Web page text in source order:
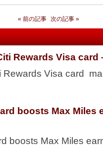
« 前の記事 次の記事 »
Rewards Visa card
Rewards Visa card
boosts Max Miles
boosts Max Miles